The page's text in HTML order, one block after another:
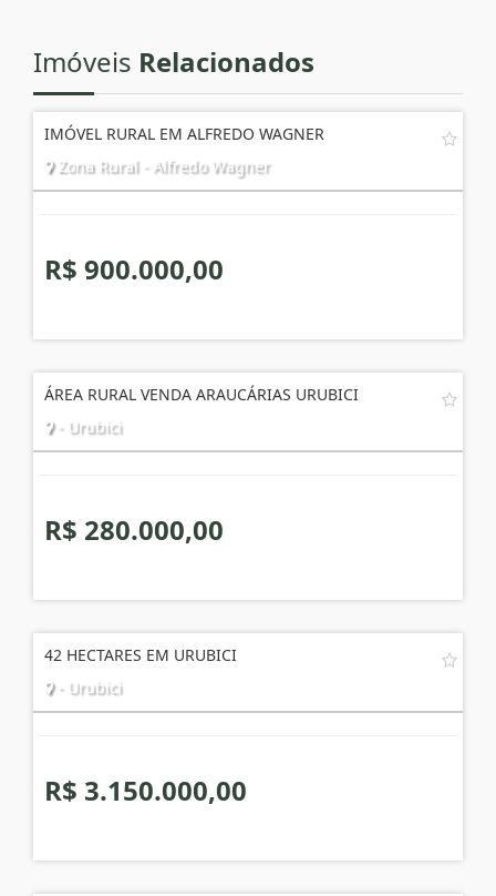
Imóveis Relacionados
IMÓVEL RURAL EM ALFREDO WAGNER
Zona Rural - Alfredo Wagner
R$ 900.000,00
ÁREA RURAL VENDA ARAUCÁRIAS URUBICI
- Urubici
R$ 280.000,00
42 HECTARES EM URUBICI
- Urubici
R$ 3.150.000,00